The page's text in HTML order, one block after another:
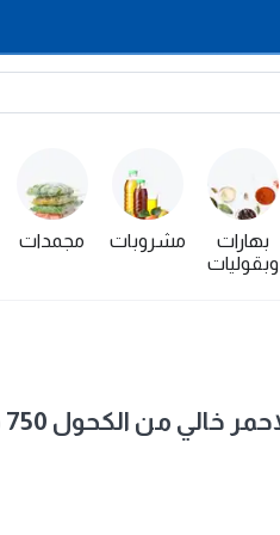
بهارات
وبقوليات
مشروبات مجمدات
من الكحول 750 مل × 6 - كرتون